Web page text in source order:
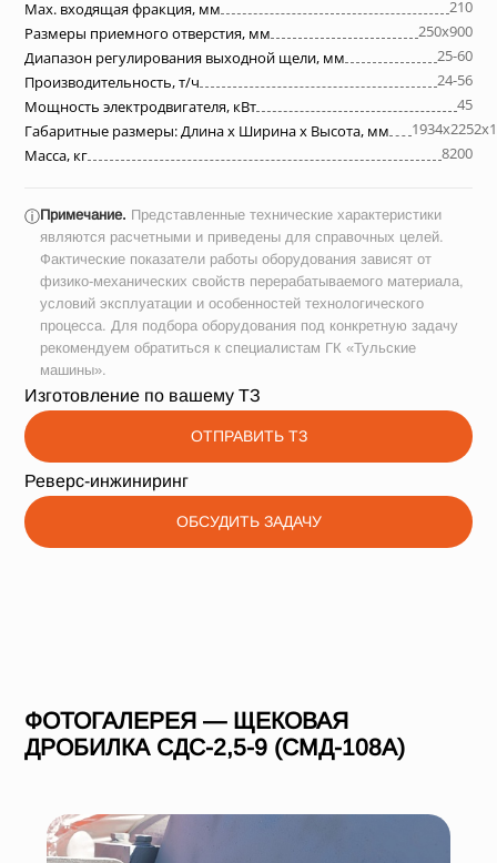
Max. входящая фракция, мм
210
Размеры приемного отверстия, мм
250х900
Диапазон регулирования выходной щели, мм
25-60
Производительность, т/ч
24-56
Мощность электродвигателя, кВт
45
Габаритные размеры: Длина х Ширина х Высота, мм
Масса, кг
8200
ⓘПримечание. Представленные технические характеристики
являются расчетными и приведены для справочных целей.
Фактические показатели работы оборудования зависят от
физико-механических свойств перерабатываемого материала,
условий эксплуатации и особенностей технологического
процесса. Для подбора оборудования под конкретную задачу
рекомендуем обратиться к специалистам ГК «Тульские
машины».
Изготовление по вашему ТЗ
ОТПРАВИТЬ ТЗ
Реверс-инжиниринг
ОБСУДИТЬ ЗАДАЧУ
ФОТОГАЛЕРЕЯ — ЩЕКОВАЯ
ДРОБИЛКА СДС-2,5-9 (СМД-108А)